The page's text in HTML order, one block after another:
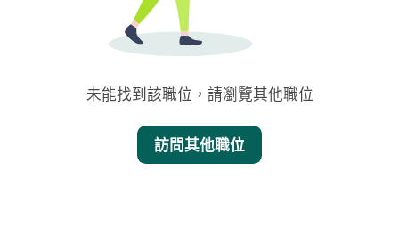
未能找到該職位，請瀏覽其他職位
訪問其他職位